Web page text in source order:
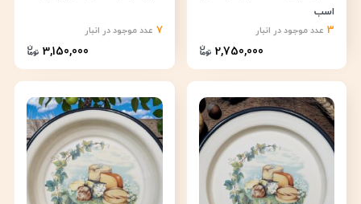
3 عدد موجود در انبار
اسب
2,750,000
7 عدد موجود در انبار
3,150,000